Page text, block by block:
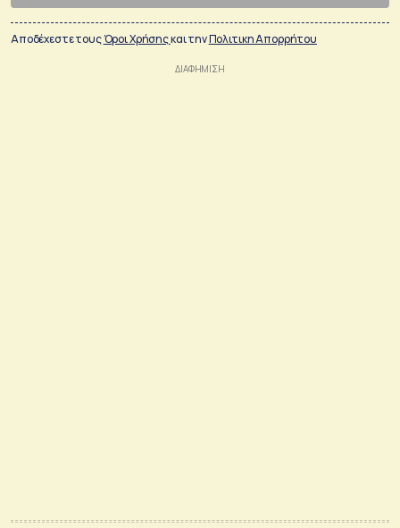
Αποδέχεστε τουςΌροι Χρήσηςκαι τηνΠολιτικη Απορρήτου